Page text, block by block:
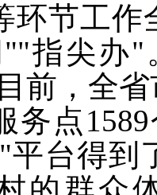
环节工作
指尖办"
前，全
务点
台得到